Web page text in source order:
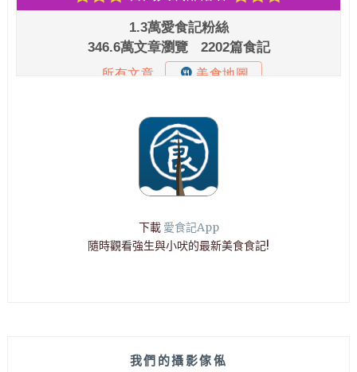
下載 愛食記App
隨時觀看強生與小吠的最新美食食記!
我們的攝影傢俬